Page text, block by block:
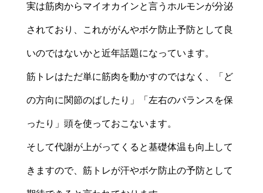
実は筋肉からマイオカインと言うホルモンが分泌
されており、これががんやボケ防止予防として良
いのではないかと近年話題になっています。
筋トレはただ単に筋肉を動かすのではなく、「ど
の方向に関節のばしたり」「左右のバランスを保
ったり」頭を使っておこないます。
そして代謝が上がってくると基礎体温も向上して
きますので、筋トレが汗やボケ防止の予防として